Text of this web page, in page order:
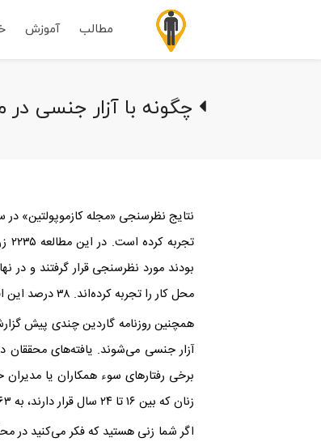
مطالب آموزش
چگونه با آزار جنسی در
بودند مورد نظرسنجی قرار گرفتند و
محل کار را تجربه کرده‌اند. ۳۸ درصد این افراد اعلام کرده‌اند که فرد مزاحم مدیر مرد آن‌ها بوده است.
همچنین روزنامه گاردین چندی پیش
برخی رفتارهای سوء همکاران یا
زنان که بین ۱۶ تا ۲۴ سال قرار دارند، به ۶۳% نیز می‌رسد.
اگر شما زنی هستید که فکر می‌کنید در